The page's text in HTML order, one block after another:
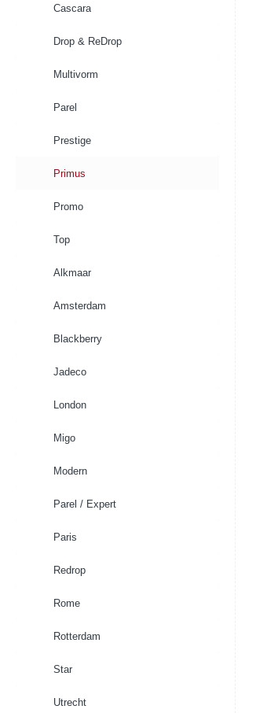
Cascara
Drop & ReDrop
Multivorm
Parel
Prestige
Primus
Promo
Top
Alkmaar
Amsterdam
Blackberry
Jadeco
London
Migo
Modern
Parel / Expert
Paris
Redrop
Rome
Rotterdam
Star
Utrecht